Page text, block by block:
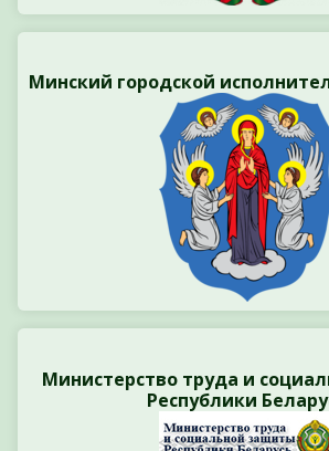
Минский городской
Министерство труда и
Республики